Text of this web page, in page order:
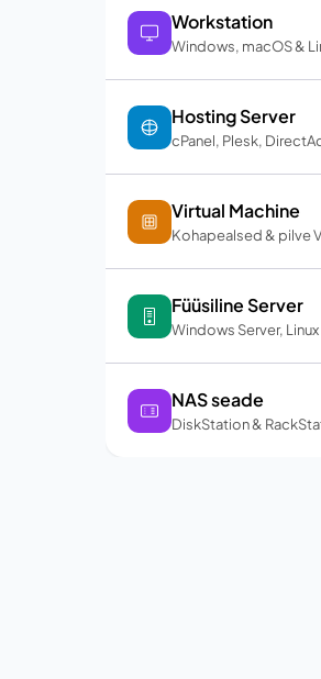
Workstation
Windows, macOS &
Hosting Server
cPanel, Plesk,
Virtual Machine
Kohapealsed & pilve
Füüsiline Server
Windows Server, Linux
NAS seade
DiskStation &